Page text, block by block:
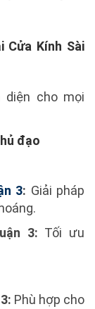
Kính Sài
diện cho mọi
đạo
3: Giải pháp
3: Tối ưu
Phù hợp cho